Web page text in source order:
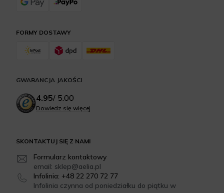
SKONTAKTUJ SIĘ Z NAMI
Formularz kontaktowy
email: sklep@aelia.pl
Infolinia: +48 22 270 72 77
Infolinia czynna od poniedziałku do piątku w
FORMY DOSTAWY
GWARANCJA JAKOŚCI
4.95/ 5.00
Dowiedz się więcej